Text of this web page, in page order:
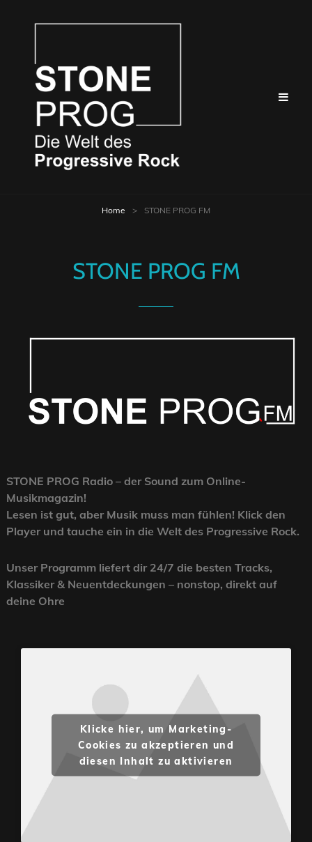
Home > STONE PROG FM
STONE PROG FM
STONE PROG Radio – der Sound zum Online-
Musikmagazin!
Lesen ist gut, aber Musik muss man fühlen! Klick den
Player und tauche ein in die Welt des Progressive Rock.
Unser Programm liefert dir 24/7 die besten Tracks,
Klassiker & Neuentdeckungen – nonstop, direkt auf
deine Ohre
Klicke hier, um Marketing-
Cookies zu akzeptieren und
diesen Inhalt zu aktivieren